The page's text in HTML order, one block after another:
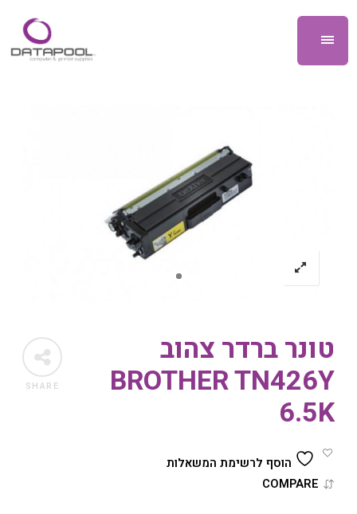
SHARE
טונר ברדר צהוב
BROTHER TN426Y
6.5K
הוסף לרשימת המשאלות
COMPARE